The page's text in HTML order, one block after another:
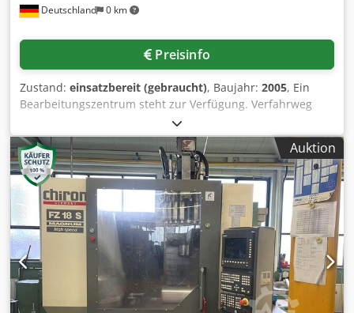
Deutschland 0 km
Preisinfo
Zustand: einsatzbereit (gebraucht), Baujahr: 2005, Ein
Bearbeitungszentrum steht zur Verfügung. Verfahrweg
X/Y/Z: 550mm/400mm/425mm, A-Achse: +/-100°, Eilgang:
40m/min, Drehzahl: 10500U/min, Werkzeugplätze: 20,
Werkzeugaufnahme: SK40, Tischbelastung: 300kg,
Steuerung: Siemens Sinumerik. Das Bildschirm der
Maschine ist defekt. Dokumentation vorhanden. Eine
Besichtigung vor Ort ist möglich. Codpfswxfa Hjx An Uoha
Auktion